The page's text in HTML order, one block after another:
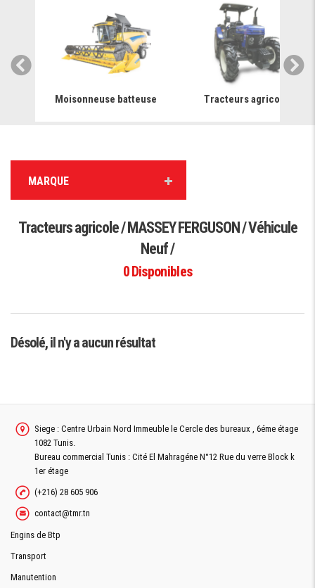
Moisonneuse batteuse Tracteurs agricole
MARQUE
Tracteurs agricole / MASSEY FERGUSON / Véhicule
Neuf /
0Disponibles
Désolé, il n'y a aucun résultat
Siege : Centre Urbain Nord Immeuble le Cercle des bureaux , 6éme étage
1082 Tunis.
Bureau commercial Tunis : Cité El Mahragéne N°12 Rue du verre Block k
1er étage
(+216) 28 605 906
contact@tmr.tn
Engins de Btp
Transport
Manutention